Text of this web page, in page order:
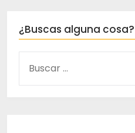
¿Buscas alguna cosa?